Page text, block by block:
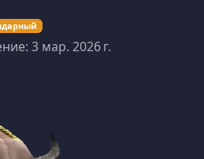
3 мар. 2026 г.